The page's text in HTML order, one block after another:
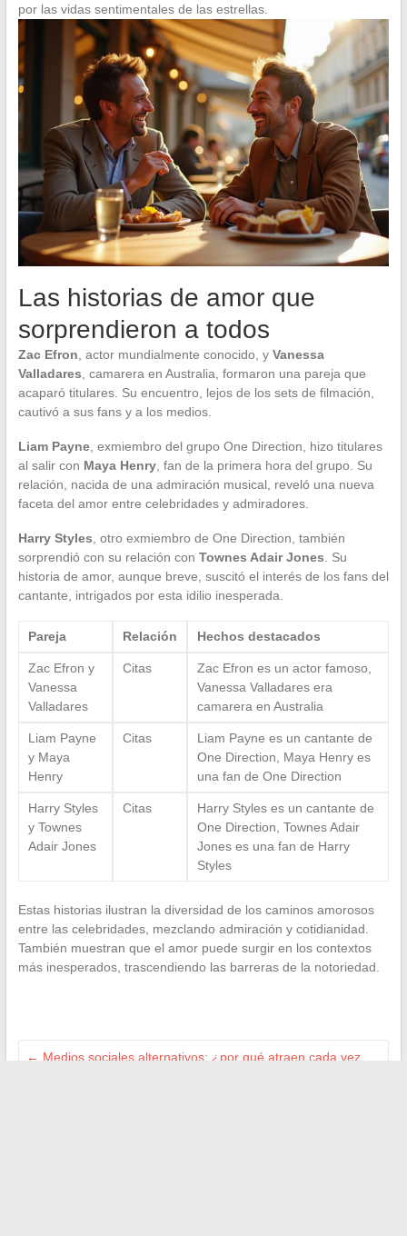
por las vidas sentimentales de las estrellas.
Las historias de amor que
sorprendieron a todos
Zac Efron , actor mundialmente conocido, y Vanessa
Valladares , camarera en Australia, formaron una pareja que
acaparó titulares. Su encuentro, lejos de los sets de filmación,
cautivó a sus fans y a los medios.
Liam Payne, exmiembro del grupo One Direction, hizo titulares
al salir con Maya Henry, fan de la primera hora del grupo. Su
relación, nacida de una admiración musical, reveló una nueva
faceta del amor entre celebridades y admiradores.
Harry Styles , otro exmiembro de One Direction, también
sorprendió con su relación con Townes Adair Jones . Su
historia de amor, aunque breve, suscitó el interés de los fans del
cantante, intrigados por esta idilio inesperada.
Pareja Relación Hechos destacados
Zac Efron y
Vanessa
Valladares
Citas
Zac Efron es un actor famoso,
Vanessa Valladares era
camarera en Australia
Liam Payne
y Maya
Henry
Citas
Liam Payne es un cantante de
One Direction, Maya Henry es
una fan de One Direction
Harry Styles
y Townes
Adair Jones
Citas
Harry Styles es un cantante de
One Direction, Townes Adair
Jones es una fan de Harry
Styles
Estas historias ilustran la diversidad de los caminos amorosos
entre las celebridades, mezclando admiración y cotidianidad.
También muestran que el amor puede surgir en los contextos
más inesperados, trascendiendo las barreras de la notoriedad.
← Medios sociales alternativos: ¿por qué atraen cada vez